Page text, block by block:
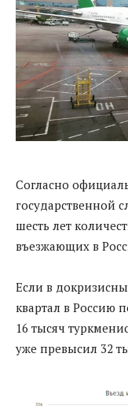
Согласно
государственной
шесть лет
въезжающих в
Если в
квартал в Россию
16 тысяч
уже превысил 32